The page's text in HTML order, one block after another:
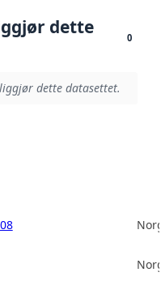
dette
0
dette datasettet.